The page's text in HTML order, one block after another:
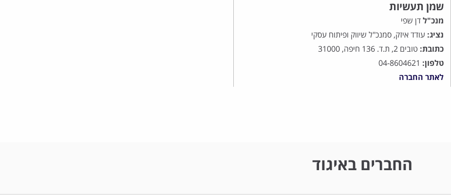
שמן תעשיות
מנכ"ל דן שפי
נציג: עודד איזק, סמנכ"ל שיווק ופיתוח עסקי
כתובת: טובים 2, ת.ד. 136 חיפה, 31000
טלפון: 04-8604621
לאתר החברה
החברים באיגוד